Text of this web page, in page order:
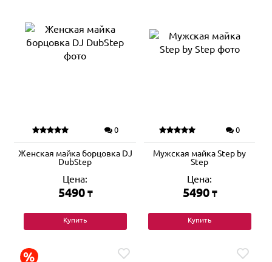
0
Женская майка борцовка DJ
DubStep
Цена:
5490 ₸
Купить
0
Мужская майка Step by
Step
Цена:
5490 ₸
Купить